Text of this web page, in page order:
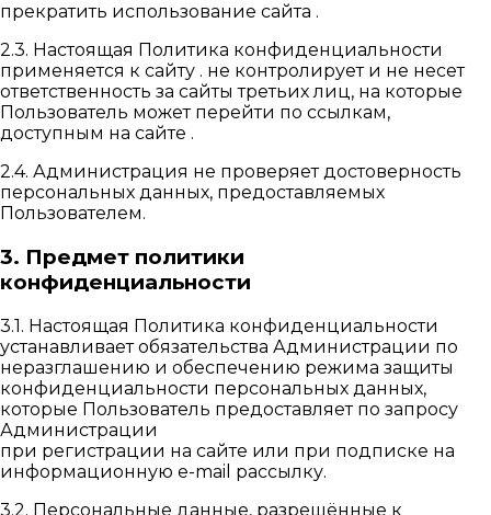
прекратить использование сайта .
2.3. Настоящая Политика конфиденциальности
применяется к сайту . не контролирует и не несет
ответственность за сайты третьих лиц, на которые
Пользователь может перейти по ссылкам,
доступным на сайте .
2.4. Администрация не проверяет достоверность
персональных данных, предоставляемых
Пользователем.
3. Предмет политики
конфиденциальности
3.1. Настоящая Политика конфиденциальности
устанавливает обязательства Администрации по
неразглашению и обеспечению режима защиты
конфиденциальности персональных данных,
которые Пользователь предоставляет по запросу
Администрации
при регистрации на сайте или при подписке на
информационную e-mail рассылку.
3.2. Персональные данные, разрешённые к